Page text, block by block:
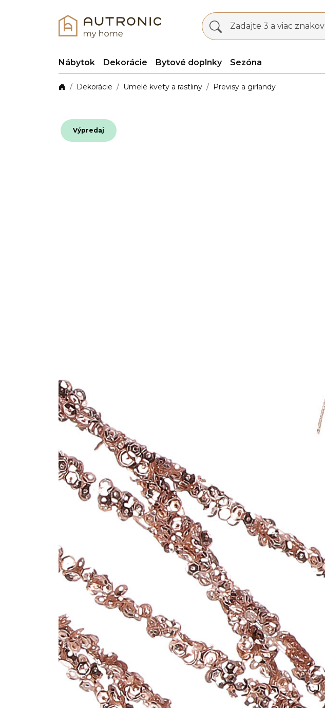
Zadajte 3 a viac znakov
Nábytok Dekorácie Bytové doplnky Sezóna
Dekorácie Umelé kvety a rastliny Previsy a girlandy
Výpredaj